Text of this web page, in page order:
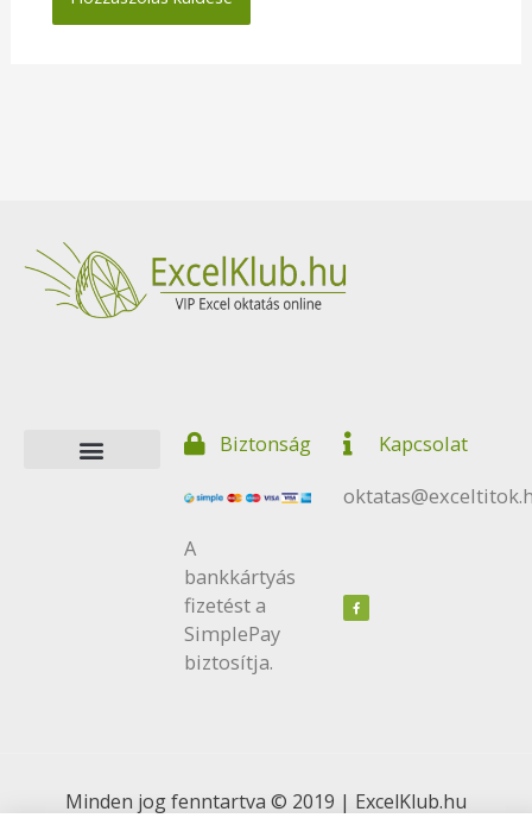
szükséges sütiket.
Biztonság
A
bankkártyás
fizetést a
SimplePay
biztosítja.
Kapcsolat
c
e
b
Minden jog fenntartva © 2019 | ExcelKlub.hu